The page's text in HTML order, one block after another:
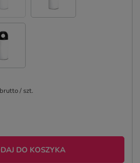
brutto/ szt.
DO KOSZYKA